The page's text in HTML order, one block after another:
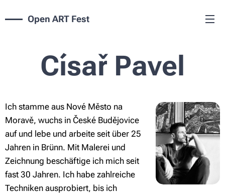
Open ART Fest
Císař Pavel
Ich stamme aus Nové Město na
Moravě, wuchs in České Budějovice
auf und lebe und arbeite seit über 25
Jahren in Brünn. Mit Malerei und
Zeichnung beschäftige ich mich seit
fast 30 Jahren. Ich habe zahlreiche
Techniken ausprobiert, bis ich